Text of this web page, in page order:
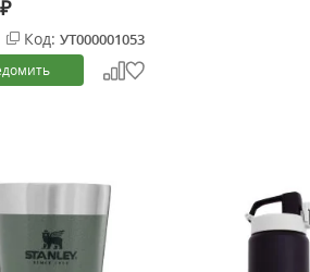
₽
Код: УТ000001053